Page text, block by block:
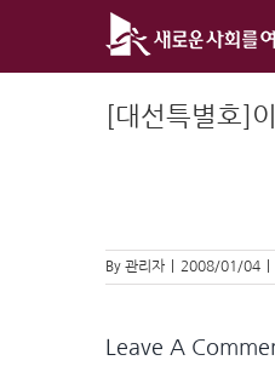
[대선특별호]
By 관리자 2008/01/04
Leave A